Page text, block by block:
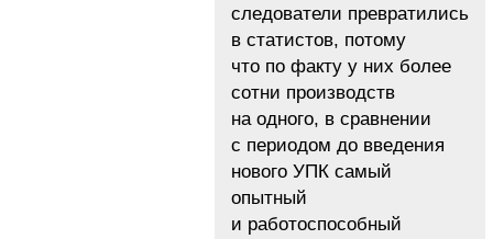
следователи превратились
в статистов, потому
что по факту у них более
сотни производств
на одного, в сравнении
с периодом до введения
нового УПК самый
опытный
и работоспособный